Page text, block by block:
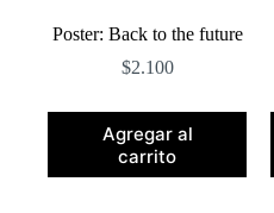
Poster: Back to the future
$2.100
Agregar al
carrito